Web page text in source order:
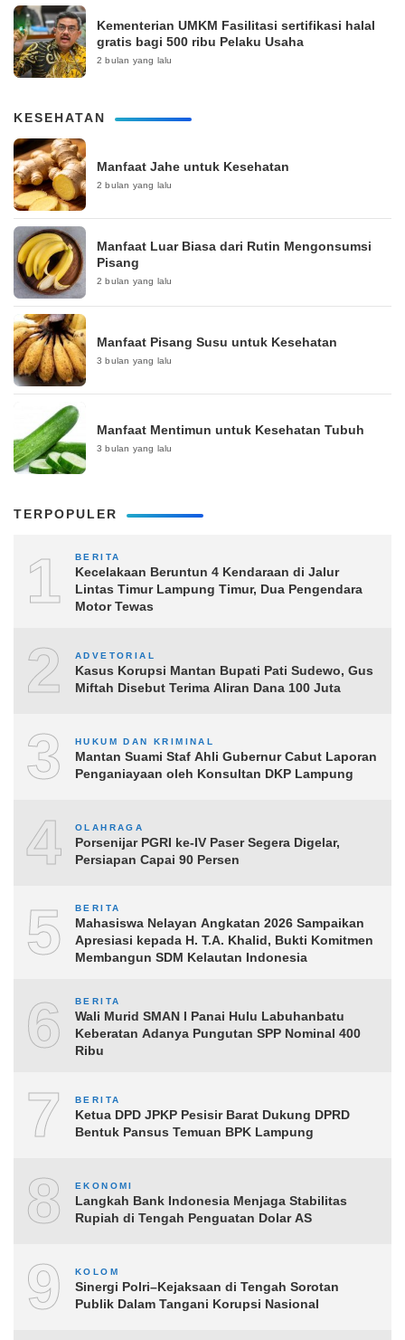
Kementerian UMKM Fasilitasi sertifikasi halal
gratis bagi 500 ribu Pelaku Usaha
2 bulan yang lalu
KESEHATAN
Manfaat Jahe untuk Kesehatan
2 bulan yang lalu
Manfaat Luar Biasa dari Rutin Mengonsumsi
Pisang
2 bulan yang lalu
Manfaat Pisang Susu untuk Kesehatan
3 bulan yang lalu
Manfaat Mentimun untuk Kesehatan Tubuh
3 bulan yang lalu
TERPOPULER
1 BERITA
Kecelakaan Beruntun 4 Kendaraan di Jalur
Lintas Timur Lampung Timur, Dua Pengendara
Motor Tewas
2 ADVETORIAL
Kasus Korupsi Mantan Bupati Pati Sudewo, Gus
Miftah Disebut Terima Aliran Dana 100 Juta
3 HUKUM DAN KRIMINAL
Mantan Suami Staf Ahli Gubernur Cabut Laporan
Penganiayaan oleh Konsultan DKP Lampung
4 OLAHRAGA
Porsenijar PGRI ke-IV Paser Segera Digelar,
Persiapan Capai 90 Persen
5 BERITA
Mahasiswa Nelayan Angkatan 2026 Sampaikan
Apresiasi kepada H. T.A. Khalid, Bukti Komitmen
Membangun SDM Kelautan Indonesia
6 BERITA
Wali Murid SMAN I Panai Hulu Labuhanbatu
Keberatan Adanya Pungutan SPP Nominal 400
Ribu
7 BERITA
Ketua DPD JPKP Pesisir Barat Dukung DPRD
Bentuk Pansus Temuan BPK Lampung
8 EKONOMI
Langkah Bank Indonesia Menjaga Stabilitas
Rupiah di Tengah Penguatan Dolar AS
9 KOLOM
Sinergi Polri–Kejaksaan di Tengah Sorotan
Publik Dalam Tangani Korupsi Nasional